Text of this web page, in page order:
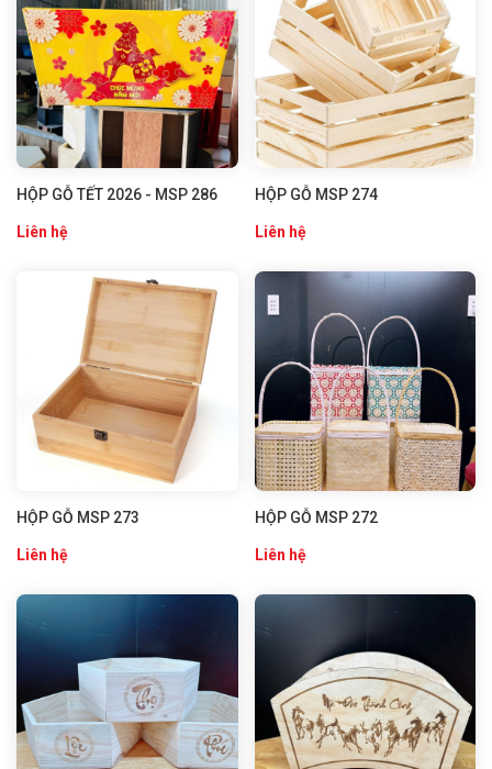
HỘP GỖ TẾT 2026 - MSP 286
Liên hệ
HỘP GỖ MSP 274
Liên hệ
HỘP GỖ MSP 273
Liên hệ
HỘP GỖ MSP 272
Liên hệ